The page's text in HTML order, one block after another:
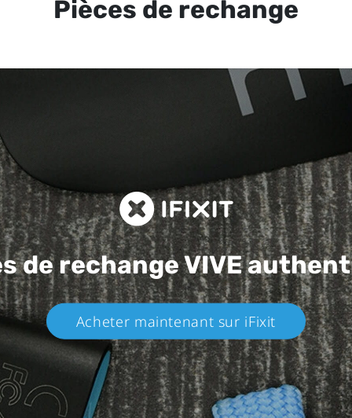
Pièces de rechange
de rechangeVIVE
Acheter maintenant sur iFixit​